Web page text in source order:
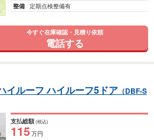
整備 定期点検整備有
今すぐ在庫確認・見積り依頼
電話する
イルーフ ハイルーフ5ドア （DBF-S
支払総額(税込)
115万円